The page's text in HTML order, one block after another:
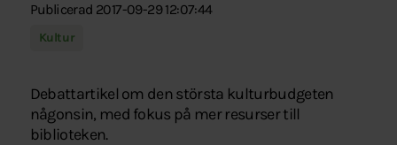
Publicerad 2017-09-29 12:07:44
Kultur
Debattartikel om den största kulturbudgeten
någonsin, med fokus på mer resurser till
biblioteken.